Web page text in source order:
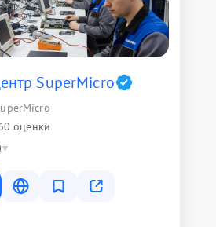
SuperMicro
оценки